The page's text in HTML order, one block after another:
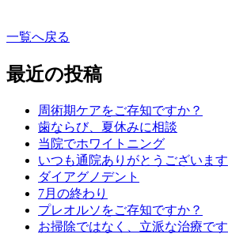
一覧へ戻る
最近の投稿
周術期ケアをご存知ですか？
歯ならび、夏休みに相談
当院でホワイトニング
いつも通院ありがとうございます
ダイアグノデント
7月の終わり
プレオルソをご存知ですか？
お掃除ではなく、立派な治療です